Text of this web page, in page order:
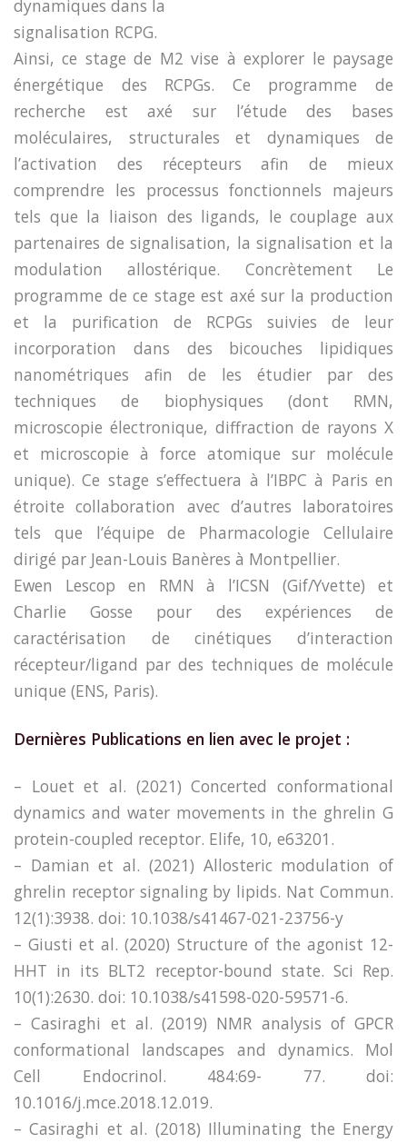
dynamiques dans la
signalisation RCPG.
Ainsi, ce stage de M2 vise à explorer le paysage
énergétique des RCPGs. Ce programme de
recherche est axé sur l’étude des bases
moléculaires, structurales et dynamiques de
l’activation des récepteurs afin de mieux
comprendre les processus fonctionnels majeurs
tels que la liaison des ligands, le couplage aux
partenaires de signalisation, la signalisation et la
modulation allostérique. Concrètement Le
programme de ce stage est axé sur la production
et la purification de RCPGs suivies de leur
incorporation dans des bicouches lipidiques
nanométriques afin de les étudier par des
techniques de biophysiques (dont RMN,
microscopie électronique, diffraction de rayons X
et microscopie à force atomique sur molécule
unique). Ce stage s’effectuera à l’IBPC à Paris en
étroite collaboration avec d’autres laboratoires
tels que l’équipe de Pharmacologie Cellulaire
dirigé par Jean-Louis Banères à Montpellier.
Ewen Lescop en RMN à l’ICSN (Gif/Yvette) et
Charlie Gosse pour des expériences de
caractérisation de cinétiques d’interaction
récepteur/ligand par des techniques de molécule
unique (ENS, Paris).
Dernières Publications en lien avec le projet :
– Louet et al. (2021) Concerted conformational
dynamics and water movements in the ghrelin G
protein-coupled receptor. Elife, 10, e63201.
– Damian et al. (2021) Allosteric modulation of
ghrelin receptor signaling by lipids. Nat Commun.
12(1):3938. doi: 10.1038/s41467-021-23756-y
– Giusti et al. (2020) Structure of the agonist 12-
HHT in its BLT2 receptor-bound state. Sci Rep.
10(1):2630. doi: 10.1038/s41598-020-59571-6.
– Casiraghi et al. (2019) NMR analysis of GPCR
conformational landscapes and dynamics. Mol
Cell Endocrinol. 484:69- 77. doi:
10.1016/j.mce.2018.12.019.
– Casiraghi et al. (2018) Illuminating the Energy